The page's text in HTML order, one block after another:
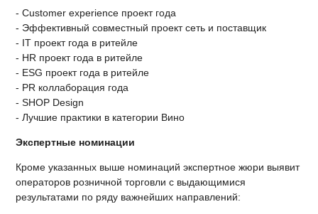
- Customer experience проект года
- Эффективный совместный проект сеть и поставщик
- IT проект года в ритейле
- HR проект года в ритейле
- ESG проект года в ритейле
- PR коллаборация года
- SHOP Design
- Лучшие практики в категории Вино
Экспертные номинации
Кроме указанных выше номинаций экспертное жюри выявит
операторов розничной торговли с выдающимися
результатами по ряду важнейших направлений: